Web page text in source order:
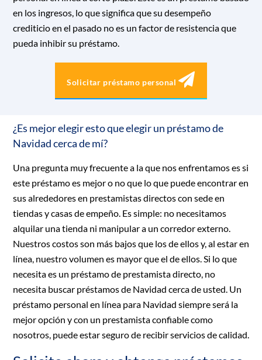
en los ingresos, lo que significa que su desempeño
crediticio en el pasado no es un factor de resistencia que
pueda inhibir su préstamo.
Solicitar préstamo personal
¿Es mejor elegir esto que elegir un préstamo de
Navidad cerca de mí?
Una pregunta muy frecuente a la que nos enfrentamos es si
este préstamo es mejor o no que lo que puede encontrar en
sus alrededores en prestamistas directos con sede en
tiendas y casas de empeño. Es simple: no necesitamos
alquilar una tienda ni manipular a un corredor externo.
Nuestros costos son más bajos que los de ellos y, al estar en
línea, nuestro volumen es mayor que el de ellos. Si lo que
necesita es un préstamo de prestamista directo, no
necesita buscar préstamos de Navidad cerca de usted. Un
préstamo personal en línea para Navidad siempre será la
mejor opción y con un prestamista confiable como
nosotros, puede estar seguro de recibir servicios de calidad.